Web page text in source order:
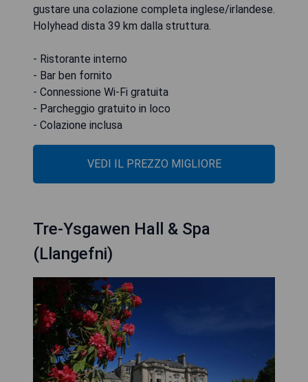
gustare una colazione completa inglese/irlandese.
Holyhead dista 39 km dalla struttura.
- Ristorante interno
- Bar ben fornito
- Connessione Wi-Fi gratuita
- Parcheggio gratuito in loco
- Colazione inclusa
VEDI IL PREZZO MIGLIORE
Tre-Ysgawen Hall & Spa
(Llangefni)